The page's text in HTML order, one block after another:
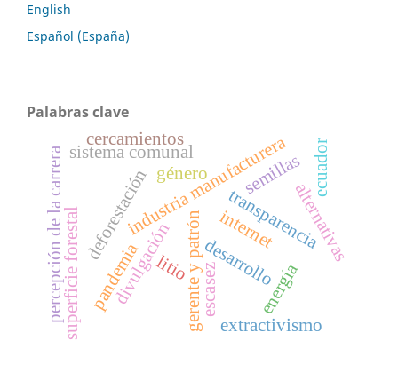
English
Español (España)
Palabras clave
energía
desarrollo
litiogerente y patrón
industria manufacturera
deforestación
superficie forestal internet
divulgación
transparencia
percepción de la carrera pandemia
sistema comunal
alternativas
escasez
extractivismo
ecuador
semillas
cercamientos
género